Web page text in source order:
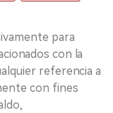
para
con la
referencia a
con fines